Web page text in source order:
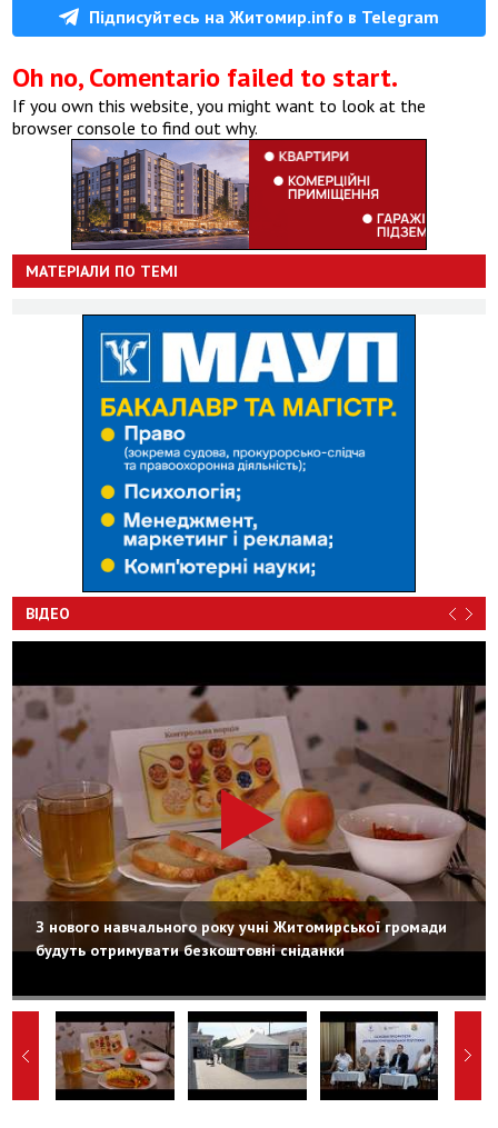
Підписуйтесь на Житомир.info в Telegram
Oh no, Comentario failed to start.
If you own this website, you might want to look at the
browser console to find out why.
МАТЕРІАЛИ ПО ТЕМІ
ВІДЕО
З нового навчального року учні Житомирської громади
будуть отримувати безкоштовні сніданки